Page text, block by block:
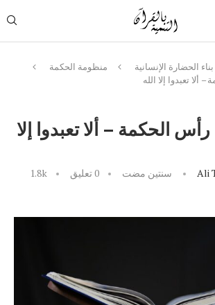
الحضارة الإنسانية
منظومة الحكمة
تعبدوا إلا الله
الحكمة – ألا تعبدوا إلا
Ali سنتين مضت 0 تعليق
1.8k